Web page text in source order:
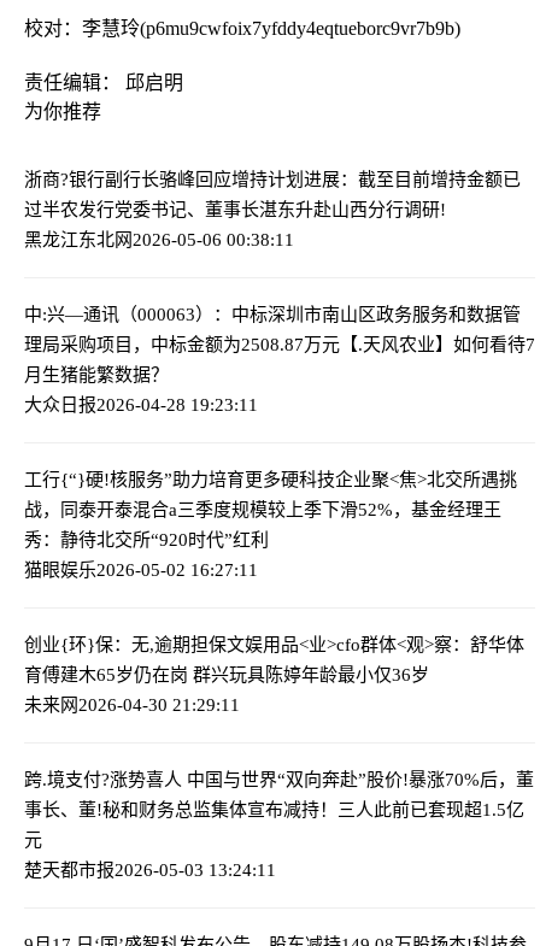
校对：李慧玲(p6mu9cwfoix7yfddy4eqtueborc9vr7b9b)
责任编辑： 邱启明
为你推荐
浙商?银行副行长骆峰回应增持计划进展：截至目前增持金额已
过半农发行党委书记、董事长湛东升赴山西分行调研!
黑龙江东北网2026-05-06 00:38:11
中:兴—通讯（000063）：中标深圳市南山区政务服务和数据管
理局采购项目，中标金额为2508.87万元 【.天风农业】如何看待7
月生猪能繁数据？
大众日报2026-04-28 19:23:11
工行{“}硬!核服务”助力培育更多硬科技企业聚<焦>北交所遇挑
战，同泰开泰混合a三季度规模较上季下滑52%，基金经理王
秀：静待北交所“920时代”红利
猫眼娱乐2026-05-02 16:27:11
创业{环}保：无,逾期担保文娱用品<业>cfo群体<观>察：舒华体
育傅建木65岁仍在岗 群兴玩具陈婷年龄最小仅36岁
未来网2026-04-30 21:29:11
跨.境支付?涨势喜人 中国与世界“双向奔赴”股价!暴涨70%后，董
事长、董!秘和财务总监集体宣布减持！三人此前已套现超1.5亿
元
楚天都市报2026-05-03 13:24:11